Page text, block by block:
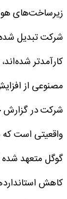
زیرساخت‌های
شرکت تبدیل
کارآمدتر
مصنوعی از
شرکت در گزارش
واقعیتی است که
گوگل متعهد
کاهش